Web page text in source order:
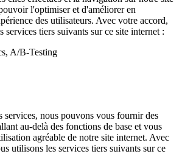
l'optimiser et d'améliorer en
des utilisateurs. Avec votre accord,
services tiers suivants sur ce site internet :
A/B-Testing
services, nous pouvons vous fournir des
au-delà des fonctions de base et vous
agréable de notre site internet. Avec
utilisons les services tiers suivants sur ce